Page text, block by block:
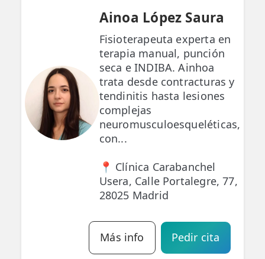
Ainoa López Saura
Fisioterapeuta experta en
terapia manual, punción
seca e INDIBA. Ainhoa
trata desde contracturas y
tendinitis hasta lesiones
complejas
neuromusculoesqueléticas,
con...
📍 Clínica Carabanchel
Usera, Calle Portalegre, 77,
28025 Madrid
Más info Pedir cita